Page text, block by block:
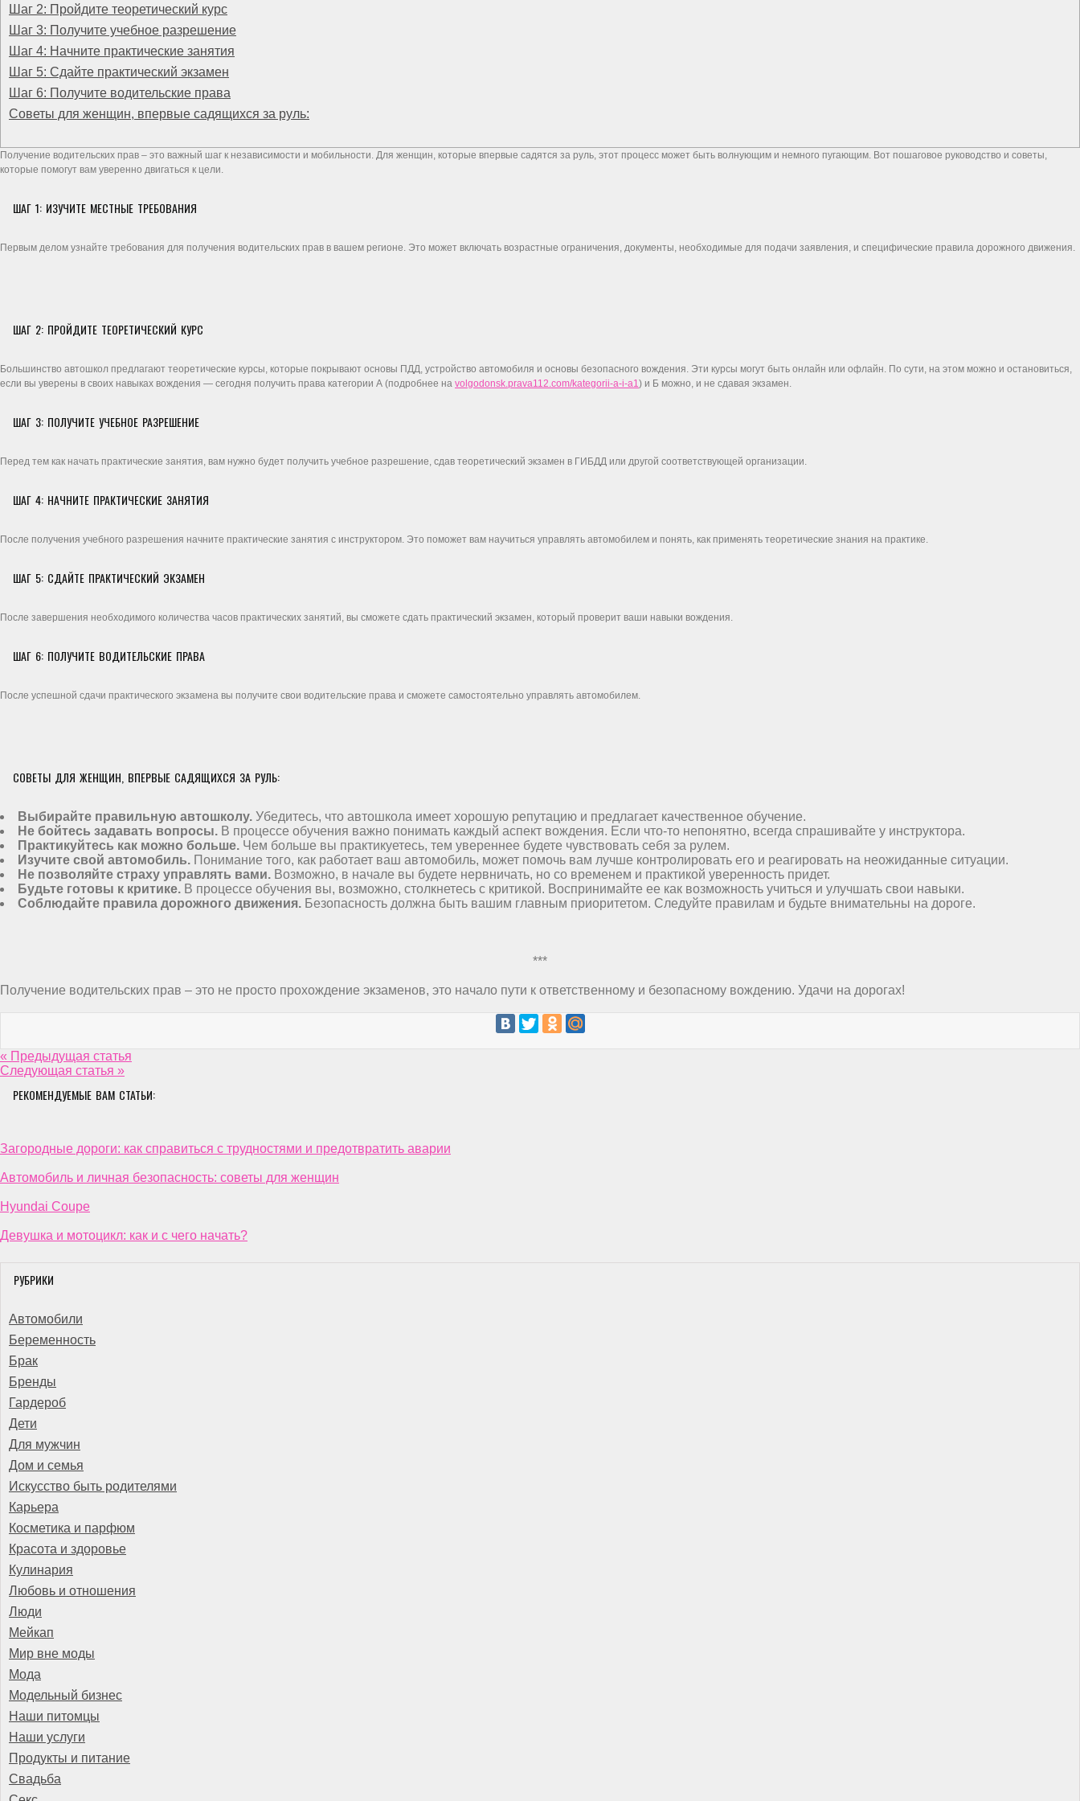
Шаг 2: Пройдите теоретический курс
Шаг 3: Получите учебное разрешение
Шаг 4: Начните практические занятия
Шаг 5: Сдайте практический экзамен
Шаг 6: Получите водительские права
Советы для женщин, впервые садящихся за руль:
Получение водительских прав – это важный шаг к независимости и мобильности. Для женщин, которые впервые садятся за руль, этот процесс может быть волнующим и немного пугающим. Вот пошаговое руководство и советы,
которые помогут вам уверенно двигаться к цели.
ШАГ 1: ИЗУЧИТЕ МЕСТНЫЕ ТРЕБОВАНИЯ
Первым делом узнайте требования для получения водительских прав в вашем регионе. Это может включать возрастные ограничения, документы, необходимые для подачи заявления, и специфические правила дорожного движения.
ШАГ 2: ПРОЙДИТЕ ТЕОРЕТИЧЕСКИЙ КУРС
Большинство автошкол предлагают теоретические курсы, которые покрывают основы ПДД, устройство автомобиля и основы безопасного вождения. Эти курсы могут быть онлайн или офлайн. По сути, на этом можно и остановиться,
если вы уверены в своих навыках вождения — сегодня получить права категории А (подробнее на volgodonsk.prava112.com/kategorii-a-i-a1) и Б можно, и не сдавая экзамен.
ШАГ 3: ПОЛУЧИТЕ УЧЕБНОЕ РАЗРЕШЕНИЕ
Перед тем как начать практические занятия, вам нужно будет получить учебное разрешение, сдав теоретический экзамен в ГИБДД или другой соответствующей организации.
ШАГ 4: НАЧНИТЕ ПРАКТИЧЕСКИЕ ЗАНЯТИЯ
После получения учебного разрешения начните практические занятия с инструктором. Это поможет вам научиться управлять автомобилем и понять, как применять теоретические знания на практике.
ШАГ 5: СДАЙТЕ ПРАКТИЧЕСКИЙ ЭКЗАМЕН
После завершения необходимого количества часов практических занятий, вы сможете сдать практический экзамен, который проверит ваши навыки вождения.
ШАГ 6: ПОЛУЧИТЕ ВОДИТЕЛЬСКИЕ ПРАВА
После успешной сдачи практического экзамена вы получите свои водительские права и сможете самостоятельно управлять автомобилем.
СОВЕТЫ ДЛЯ ЖЕНЩИН, ВПЕРВЫЕ САДЯЩИХСЯ ЗА РУЛЬ:
Выбирайте правильную автошколу. Убедитесь, что автошкола имеет хорошую репутацию и предлагает качественное обучение.
Не бойтесь задавать вопросы. В процессе обучения важно понимать каждый аспект вождения. Если что-то непонятно, всегда спрашивайте у инструктора.
Практикуйтесь как можно больше. Чем больше вы практикуетесь, тем увереннее будете чувствовать себя за рулем.
Изучите свой автомобиль. Понимание того, как работает ваш автомобиль, может помочь вам лучше контролировать его и реагировать на неожиданные ситуации.
Не позволяйте страху управлять вами. Возможно, в начале вы будете нервничать, но со временем и практикой уверенность придет.
Будьте готовы к критике. В процессе обучения вы, возможно, столкнетесь с критикой. Воспринимайте ее как возможность учиться и улучшать свои навыки.
Соблюдайте правила дорожного движения. Безопасность должна быть вашим главным приоритетом. Следуйте правилам и будьте внимательны на дороге.
***
Получение водительских прав – это не просто прохождение экзаменов, это начало пути к ответственному и безопасному вождению. Удачи на дорогах!
« Предыдущая статья
Следующая статья »
РЕКОМЕНДУЕМЫЕ ВАМ СТАТЬИ:
Загородные дороги: как справиться с трудностями и предотвратить аварии
Автомобиль и личная безопасность: советы для женщин
Hyundai Coupe
Девушка и мотоцикл: как и с чего начать?
РУБРИКИ
Автомобили
Беременность
Брак
Бренды
Гардероб
Дети
Для мужчин
Дом и семья
Искусство быть родителями
Карьера
Косметика и парфюм
Красота и здоровье
Кулинария
Любовь и отношения
Люди
Мейкап
Мир вне моды
Мода
Модельный бизнес
Наши питомцы
Наши услуги
Продукты и питание
Свадьба